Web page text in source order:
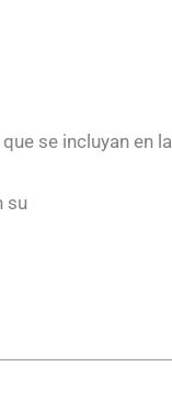
se incluyan en la
su